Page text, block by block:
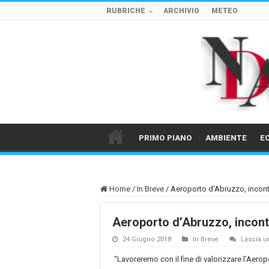
RUBRICHE ARCHIVIO METEO
PRIMO PIANO AMBIENTE
Home / In Breve / Aeroporto d’Abruzzo,
Aeroporto d’Abruzzo,
24 Giugno 2018 In Breve Lascia
“Lavoreremo con il fine di valorizzare